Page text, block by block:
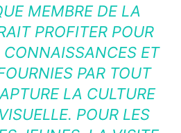
MEMBRE DE LA
PROFITER POUR
CONNAISSANCES ET
PAR TOUT
LA CULTURE
POUR LES